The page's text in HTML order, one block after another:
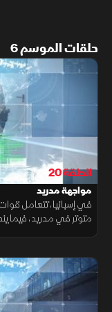
حلقات الموسم 6
الحلقة 20
مواجهة مدريد
في إسبانيا، تتعامل
متوتر في مدريد، فيما